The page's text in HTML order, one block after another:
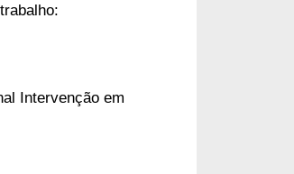
Intervenção em